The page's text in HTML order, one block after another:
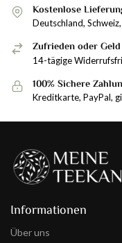
Kostenlose
Deutschland,
Zufrieden oder
14-tägige
100% Sichere
Kreditkarte, PayPal,
Informationen
Über uns